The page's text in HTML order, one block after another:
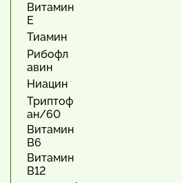
Витамин
Е
Тиамин
Рибофл
авин
Ниацин
Триптоф
ан/60
Витамин
В6
Витамин
В12